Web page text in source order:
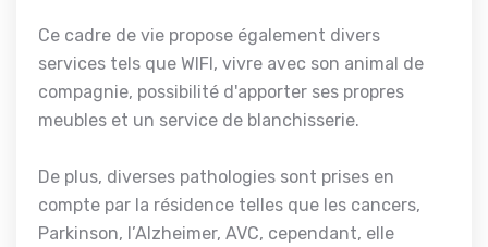
Ce cadre de vie propose également divers
services tels que WIFI, vivre avec son animal de
compagnie, possibilité d'apporter ses propres
meubles et un service de blanchisserie.
De plus, diverses pathologies sont prises en
compte par la résidence telles que les cancers,
Parkinson, l’Alzheimer, AVC, cependant, elle